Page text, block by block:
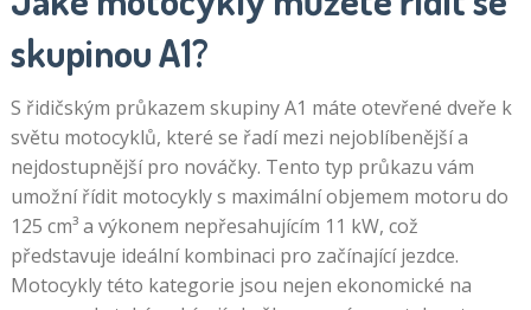
skupinou A1?
S řidičským průkazem skupiny A1 máte otevřené dveře k
světu motocyklů, které se řadí mezi nejoblíbenější a
nejdostupnější pro nováčky. Tento typ průkazu vám
umožní řídit motocykly s maximální objemem motoru do
125 cm³ a výkonem nepřesahujícím 11 kW, což
představuje ideální kombinaci pro začínající jezdce.
Motocykly této kategorie jsou nejen ekonomické na